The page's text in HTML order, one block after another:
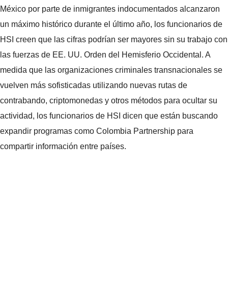
México por parte de inmigrantes indocumentados alcanzaron
un máximo histórico durante el último año, los funcionarios de
HSI creen que las cifras podrían ser mayores sin su trabajo con
las fuerzas de EE. UU. Orden del Hemisferio Occidental. A
medida que las organizaciones criminales transnacionales se
vuelven más sofisticadas utilizando nuevas rutas de
contrabando, criptomonedas y otros métodos para ocultar su
actividad, los funcionarios de HSI dicen que están buscando
expandir programas como Colombia Partnership para
compartir información entre países.